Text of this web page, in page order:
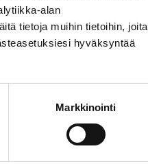
alan
tietoja muihin tietoihin, joita
hyväksyntää
Markkinointi